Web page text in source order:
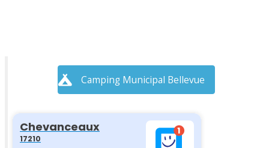
Camping Municipal Bellevue